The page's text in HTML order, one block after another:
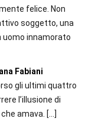
felice. Non
soggetto, una
uomo innamorato
Fabiani
gli ultimi quattro
l’illusione di
amava. […]